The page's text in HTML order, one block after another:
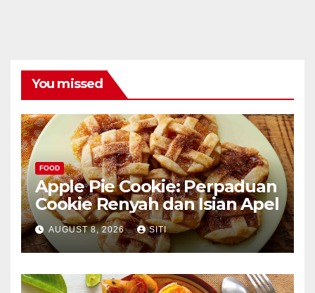
You missed
FOOD
Apple Pie Cookie: Perpaduan
Cookie Renyah dan Isian Apel
AUGUST 8, 2026 SITI